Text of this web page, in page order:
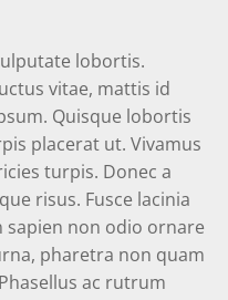
lobortis.
vitae, mattis id
Quisque lobortis
placerat ut. Vivamus
turpis. Donec a
risus. Fusce lacinia
sapien non odio ornare
pharetra non quam
ac rutrum